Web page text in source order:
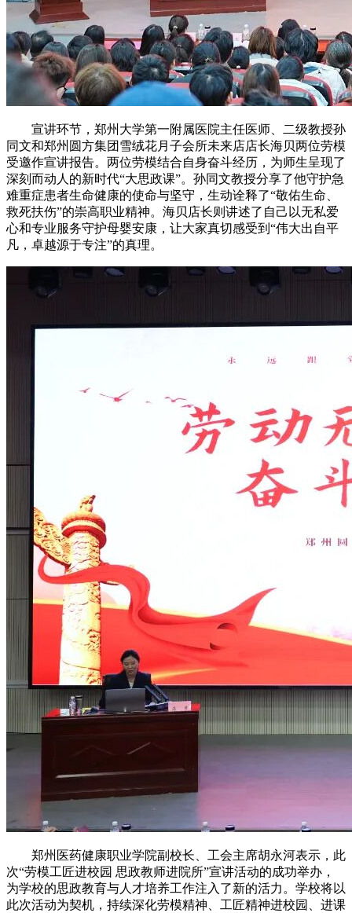
宣讲环节，郑州大学第一附属医院主任医师、二级教授孙
同文和郑州圆方集团雪绒花月子会所未来店店长海贝两位劳模
受邀作宣讲报告。两位劳模结合自身奋斗经历，为师生呈现了
深刻而动人的新时代“大思政课”。孙同文教授分享了他守护急
难重症患者生命健康的使命与坚守，生动诠释了“敬佑生命、
救死扶伤”的崇高职业精神。海贝店长则讲述了自己以无私爱
心和专业服务守护母婴安康，让大家真切感受到“伟大出自平
凡，卓越源于专注”的真理。
郑州医药健康职业学院副校长、工会主席胡永河表示，此
次“劳模工匠进校园 思政教师进院所”宣讲活动的成功举办，
为学校的思政教育与人才培养工作注入了新的活力。学校将以
此次活动为契机，持续深化劳模精神、工匠精神进校园、进课